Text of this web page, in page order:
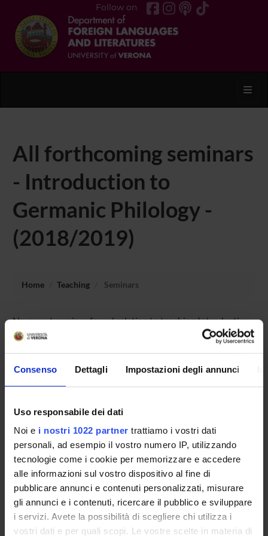
Consenso Dettagli Impostazioni degli annunci
Uso responsabile dei dati
Noi e i nostri 1022 partner trattiamo i vostri dati
personali, ad esempio il vostro numero IP, utilizzando
tecnologie come i cookie per memorizzare e accedere
alle informazioni sul vostro dispositivo al fine di
pubblicare annunci e contenuti personalizzati, misurare
gli annunci e i contenuti, ricercare il pubblico e sviluppare
i servizi. Avete la possibilità di scegliere chi utilizza i
vostri dati e per quali scopi. Le vostre scelte in materia di
Follow on
All forthcoming seminars
- Introduction to
Germanic Philology -
(2018/2019)
Home Teaching Seminars
No recent seminar found relating to teaching Introduction
to Germanic Philology .
STUDYING
COURSES
PHD PROGRAMMES AND POSTGRADUATE
COURSES
People
Places